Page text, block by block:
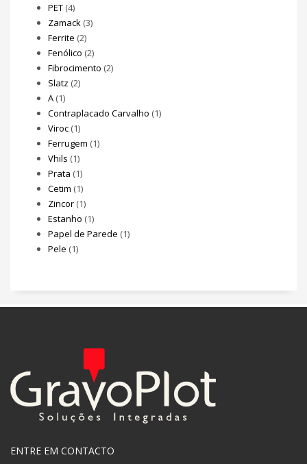
PET (4)
Zamack (3)
Ferrite (2)
Fenólico (2)
Fibrocimento (2)
Slatz (2)
A (1)
Contraplacado Carvalho (1)
Viroc (1)
Ferrugem (1)
Vhils (1)
Prata (1)
Cetim (1)
Zincor (1)
Estanho (1)
Papel de Parede (1)
Pele (1)
ENTRE EM CONTACTO